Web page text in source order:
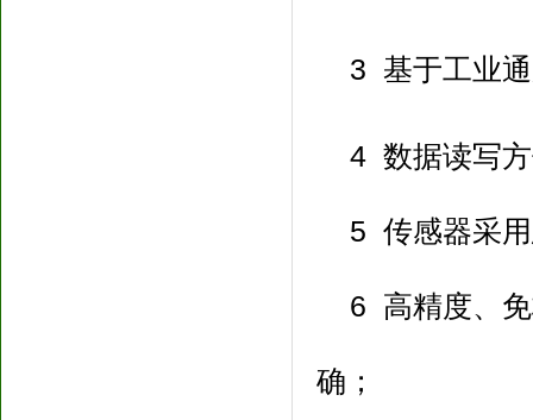
3 基于工业通
4 数据读写方
5 传感器采用
6 高精度、免
确；